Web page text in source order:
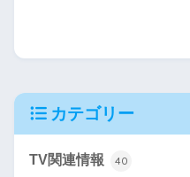
カテゴリー
TV関連情報 40